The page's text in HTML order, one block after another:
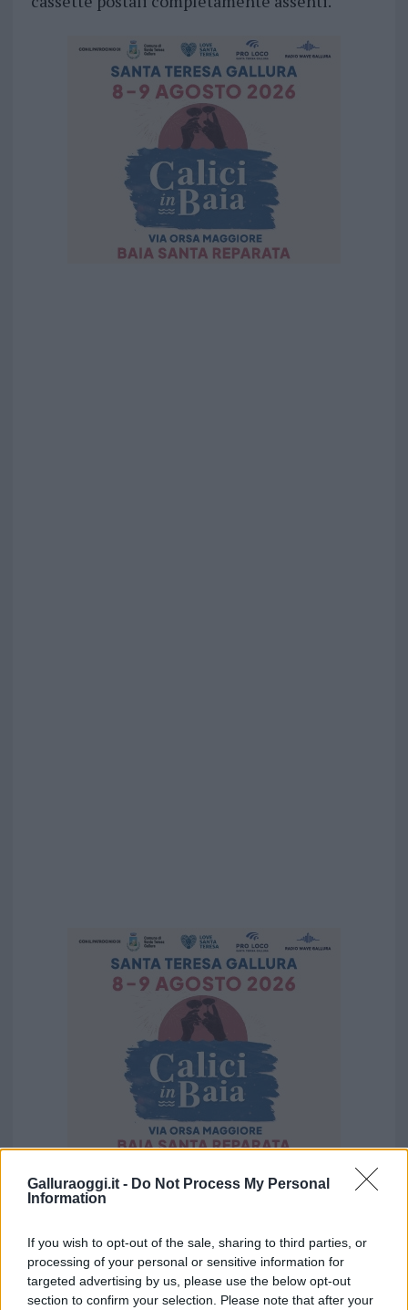
Galluraoggi.it - Do Not Process My Personal
Information
If you wish to opt-out of the sale, sharing to third parties, or
processing of your personal or sensitive information for
targeted advertising by us, please use the below opt-out
section to confirm your selection. Please note that after your
Vuoi rimuovere le pubblicità nazionali?
Puoi abbonarti asoli € 1,10 al mese
cliccandoqui